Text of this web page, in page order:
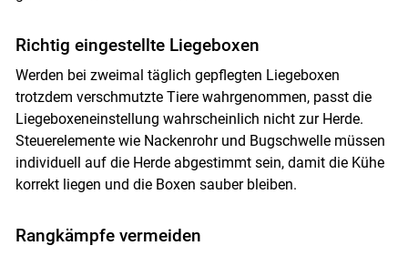
Skip to main content
Richtig ­eingestellte Liegeboxen
Werden bei zweimal täglich gepflegten Liegeboxen
trotzdem verschmutzte Tiere wahrgenommen, passt die
Liegeboxeneinstellung wahrscheinlich nicht zur Herde.
Steuerelemente wie Nackenrohr und Bugschwelle müssen
individuell auf die Herde abgestimmt sein, damit die Kühe
korrekt liegen und die Boxen sauber bleiben.
Rangkämpfe vermeiden